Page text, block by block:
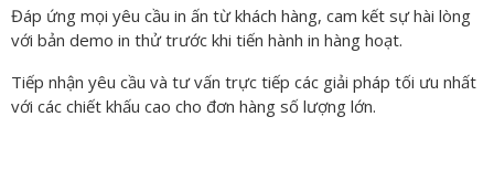
Đáp ứng mọi yêu cầu in ấn từ khách hàng, cam kết sự hài lòng
với bản demo in thử trước khi tiến hành in hàng hoạt.
Tiếp nhận yêu cầu và tư vấn trực tiếp các giải pháp tối ưu nhất
với các chiết khấu cao cho đơn hàng số lượng lớn.